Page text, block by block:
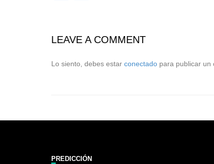
LEAVE A COMMENT
Lo siento, debes estar conectado para publicar un
PREDICCIÓN